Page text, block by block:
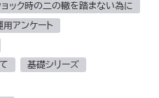
ョック時の二の轍を踏まない為に
アンケート
基礎シリーズ